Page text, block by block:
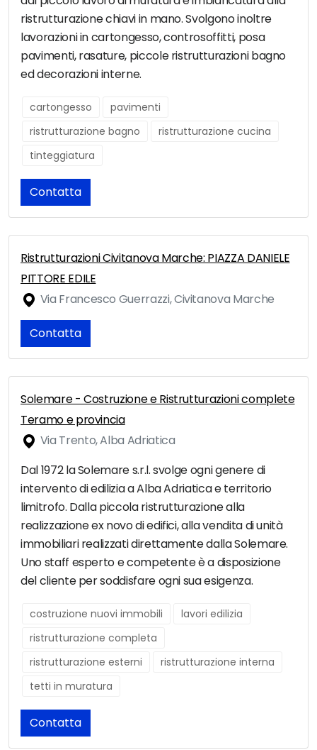
ristrutturazione chiavi in mano. Svolgono inoltre
lavorazioni in cartongesso, controsoffitti, posa
pavimenti, rasature, piccole ristrutturazioni bagno
ed decorazioni interne.
cartongesso
pavimenti
ristrutturazione bagno
ristrutturazione cucina
tinteggiatura
Contatta
Ristrutturazioni Civitanova Marche: PIAZZA DANIELE
PITTORE EDILE
Via Francesco Guerrazzi, Civitanova Marche
Contatta
Solemare - Costruzione e Ristrutturazioni complete
Teramo e provincia
Via Trento, Alba Adriatica
Dal 1972 la Solemare s.r.l. svolge ogni genere di
intervento di edilizia a Alba Adriatica e territorio
limitrofo. Dalla piccola ristrutturazione alla
realizzazione ex novo di edifici, alla vendita di unità
immobiliari realizzati direttamente dalla Solemare.
Uno staff esperto e competente è a disposizione
del cliente per soddisfare ogni sua esigenza.
costruzione nuovi immobili
lavori edilizia
ristrutturazione completa
ristrutturazione esterni
ristrutturazione interna
tetti in muratura
Contatta